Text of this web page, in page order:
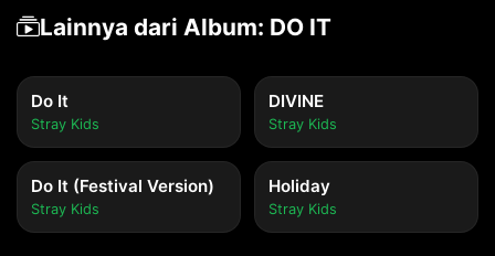
Lainnya dari Album: DO IT
Do It
Stray Kids
DIVINE
Stray Kids
Do It (Festival Version)
Stray Kids
Holiday
Stray Kids